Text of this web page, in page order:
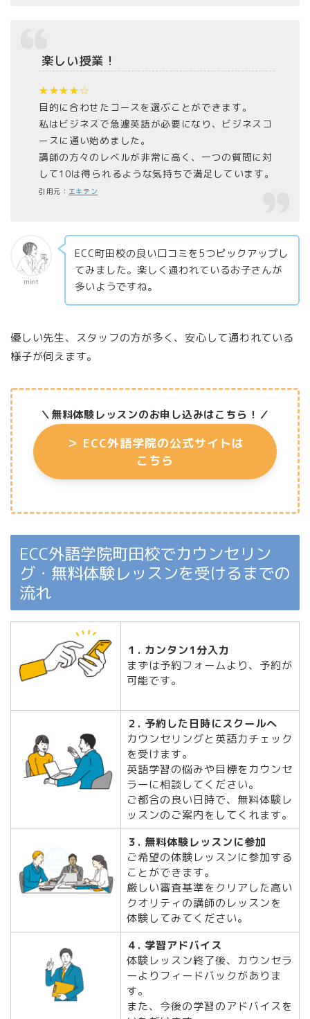
楽しい授業！
★★★★☆
目的に合わせたコースを選ぶことができます。
私はビジネスで急遽英語が必要になり、ビジネスコ
ースに通い始めました。
講師の方々のレベルが非常に高く、一つの質問に対
して10は得られるような気持ちで満足しています。
引用元： エキテン
mint
ECC町田校の良い口コミを5つピックアップし
てみました。楽しく通われているお子さんが
多いようですね。
優しい先生、スタッフの方が多く、安心して通われている
様子が伺えます。
＼無料体験レッスンのお申し込みはこちら ！／
＞ ECC外語学院の公式サイトは
こちら
ECC外語学院町田校でカウンセリン
グ・無料体験レッスンを受けるまでの
流れ
１. カンタン1分入力
まずは予約フォームより、予約が
可能です。
２. 予約した日時にスクールへ
カウンセリングと英語力チェック
を受けます。
英語学習の悩みや目標をカウンセ
ラーに相談してください。
ご都合の良い日時で、無料体験レ
ッスンのご案内をしてくれます。
３. 無料体験レッスンに参加
ご希望の体験レッスンに参加する
ことができます。
厳しい審査基準をクリアした高い
クオリティの講師のレッスンを
体験してみてください。
４. 学習アドバイス
体験レッスン終了後、カウンセラ
ーよりフィードバックがありま
す。
また、今後の学習のアドバイスを